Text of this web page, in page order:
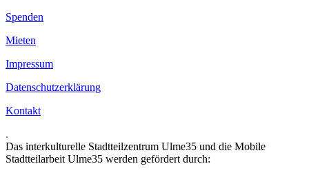
Spenden
Mieten
Impressum
Datenschutzerklärung
Kontakt
.
Das interkulturelle Stadtteilzentrum Ulme35 und die Mobile
Stadtteilarbeit Ulme35 werden gefördert durch: